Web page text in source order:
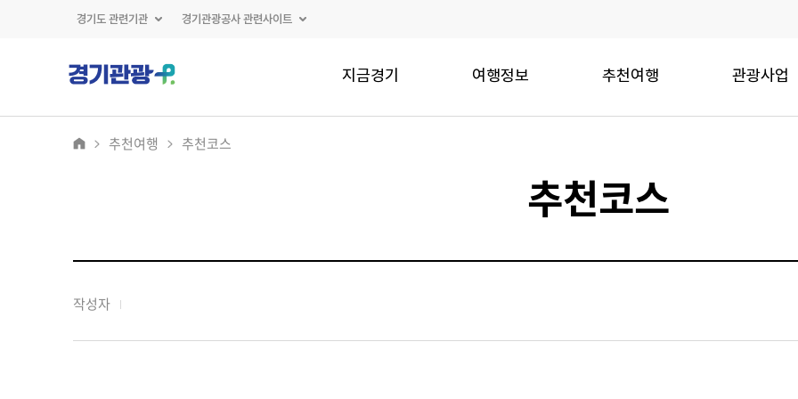
경기도 관련기관 경기관광공사 관련사이트
지금경기 여행정보 추천여행 관광사업
추천여행 추천코스
추천코스
작성자